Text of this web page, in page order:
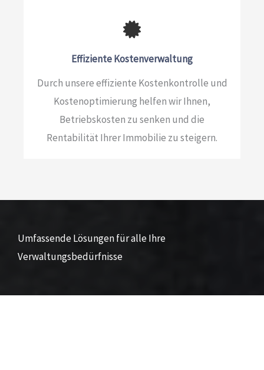
Effiziente Kostenverwaltung
Durch unsere effiziente Kostenkontrolle und
Kostenoptimierung helfen wir Ihnen,
Betriebskosten zu senken und die
Rentabilität Ihrer Immobilie zu steigern.
Umfassende Lösungen für alle Ihre
Verwaltungsbedürfnisse